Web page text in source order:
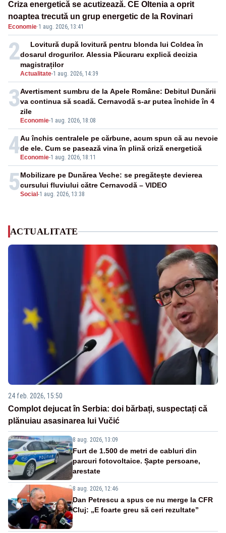
Criza energetică se acutizează. CE Oltenia a oprit
noaptea trecută un grup energetic de la Rovinari
Economie·1 aug. 2026, 13:41
2
Actualitate-1 aug. 2026, 14:39
Lovitură după lovitură pentru blonda lui Coldea în
dosarul drogurilor. Alessia Păcuraru explică decizia
magistraților
3
Economie-1 aug. 2026, 18:08
Avertisment sumbru de la Apele Române: Debitul Dunării
va continua să scadă. Cernavodă s-ar putea închide în 4
zile
4 Economie-1 aug. 2026, 18:11
Au închis centralele pe cărbune, acum spun că au nevoie
de ele. Cum se pasează vina în plină criză energetică
5Social -1 aug. 2026, 13:38
Mobilizare pe Dunărea Veche: se pregătește devierea
cursului fluviului către Cernavodă – VIDEO
ACTUALITATE
24 feb. 2026, 15:50
Complot dejucat în Serbia: doi bărbați, suspectați că
plănuiau asasinarea lui Vučić
8 aug. 2026, 13:09
Furt de 1.500 de metri de cabluri din
parcuri fotovoltaice. Șapte persoane,
arestate
8 aug. 2026, 12:46
Dan Petrescu a spus ce nu merge la CFR
Cluj: „E foarte greu să ceri rezultate”